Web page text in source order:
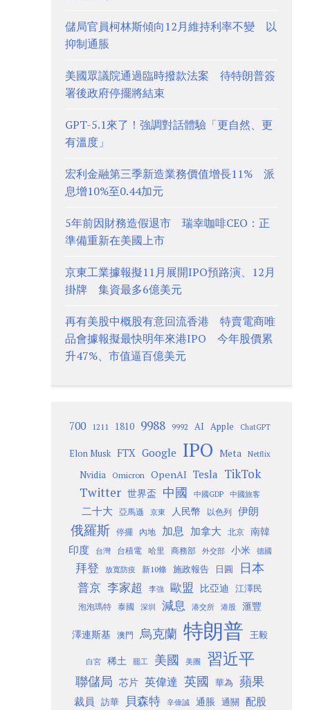
儲局官員柯林斯傾向12月維持利率不變 以
抑制通脹
美國眾議院通過臨時撥款法案 待特朗普簽
署後政府停擺將結束
GPT-5.1來了！強調對話體驗「更自然、更
有溫度」
宏利金融第三季新造業務價值增長11% 派
息增10%至0.44加元
5年前因財務造假退市 瑞幸咖啡CEO：正
準備重新在美國上市
京東工業據報擬11月展開IPO預路演、12月
掛牌 集資最多6億美元
再有美股中概股有意回流香港 特賣電商唯
品會據報擬最快明年來港IPO 今年股價累
升47%、市值逼百億美元
700 1211 1810 9988 9992 AI Apple ChatGPT
Elon Musk FTX Google IPO Meta Netflix
Nvidia Omicron OpenAI Tesla TikTok
Twitter 世界盃 中國 中國GDP 中國旅客
二十大 亞馬遜 京東 人民幣 以色列 伊朗
俄羅斯 停擺 內地 加息 加拿大 北京
南韓
印度
台灣 台積電 哈里 商務部 外交部 小米 德國
拜登 放寬防疫 新10條 施政報告 日圓 日本
普京 李家超 李強 歐盟 比亞迪 江澤民
泡泡瑪特 泰國 深圳 減息 港交所 港股 滙豐
澤連斯基 澳門 烏克蘭 特朗普 王毅
白宮 稀土 罷工 美國 美團 習近平
聯儲局 芯片 英偉達 英國 華為 蘋果
裁員 訪華 貝森特 辛偉誠 通脹 通關 配股